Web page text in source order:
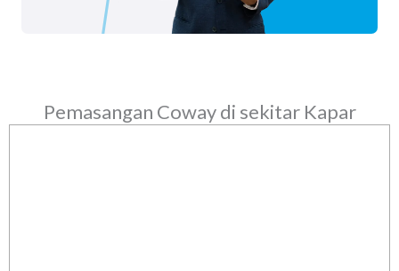
Pemasangan Coway di sekitar Kapar